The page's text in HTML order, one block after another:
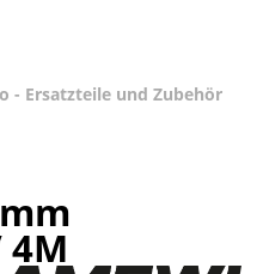
- Ersatzteile und Zubehör
4M